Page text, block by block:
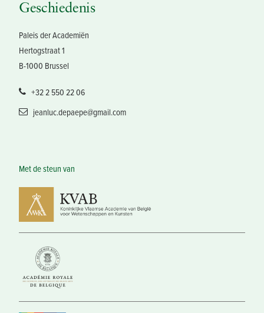
Geschiedenis
Paleis der Academiën
Hertogstraat 1
B-1000 Brussel
+32 2 550 22 06
jeanluc.depaepe@gmail.com
Met de steun van